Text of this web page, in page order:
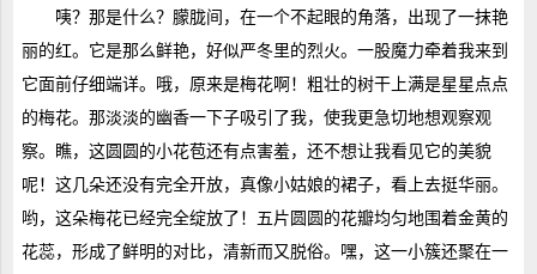
咦？那是什么？朦胧间，在一个不起眼的角落，出现了一抹艳
丽的红。它是那么鲜艳，好似严冬里的烈火。一股魔力牵着我来到
它面前仔细端详。哦，原来是梅花啊！粗壮的树干上满是星星点点
的梅花。那淡淡的幽香一下子吸引了我，使我更急切地想观察观
察。瞧，这圆圆的小花苞还有点害羞，还不想让我看见它的美貌
呢！这几朵还没有完全开放，真像小姑娘的裙子，看上去挺华丽。
哟，这朵梅花已经完全绽放了！五片圆圆的花瓣均匀地围着金黄的
花蕊，形成了鲜明的对比，清新而又脱俗。嘿，这一小簇还聚在一